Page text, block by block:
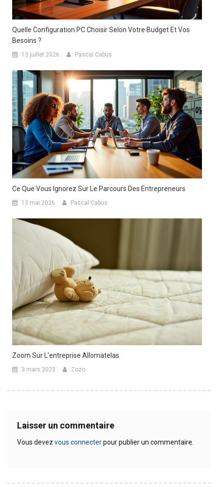
Quelle Configuration PC Choisir Selon Votre Budget Et Vos
Besoins ?
13 juillet 2026 Pascal Cabus
Ce Que Vous Ignorez Sur Le Parcours Des Entrepreneurs
13 mai 2026 Pascal Cabus
Zoom Sur L’entreprise Allomatelas
3 mars 2023 Zozo
Laisser un commentaire
Vous devez vous connecterpour publier un commentaire.